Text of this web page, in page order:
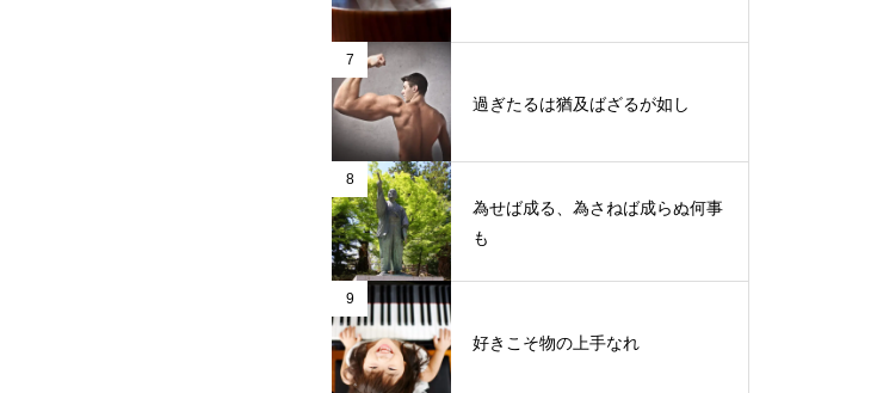
7
過ぎたるは猶及ばざるが如し
8
為せば成る、為さねば成らぬ何事
も
9
好きこそ物の上手なれ